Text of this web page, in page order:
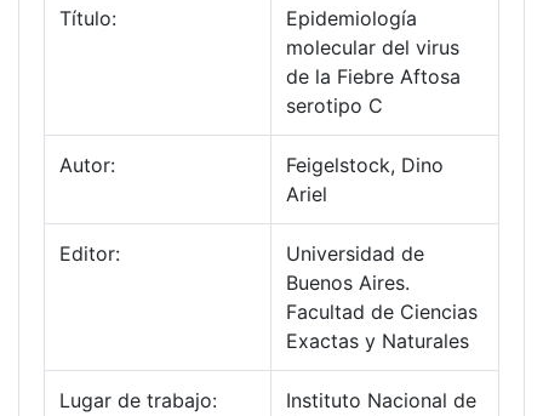
Título:
Epidemiología
molecular del virus
de la Fiebre Aftosa
serotipo C
Autor:
Feigelstock, Dino
Ariel
Editor:
Universidad de
Buenos Aires.
Facultad de Ciencias
Exactas y Naturales
Lugar de trabajo:
Instituto Nacional de